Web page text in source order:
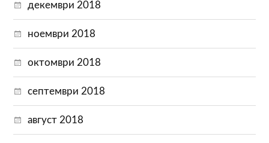
декември 2018
ноември 2018
октомври 2018
септември 2018
август 2018